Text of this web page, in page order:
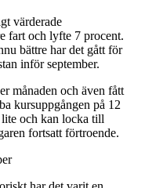
värderade
fart och lyfte 7 procent.
bättre har det gått för
inför september.
månaden och även fått
kursuppgången på 12
och kan locka till
fortsatt förtroende.